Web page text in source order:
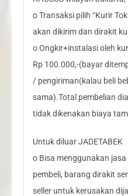
o Transaksi pilih “Kurir
akan dikirim dan dirakit
o Ongkir+instalasi oleh
Rp 100.000,-(bayar
/ pengiriman(kalau beli
sama).Total pembelian
tidak dikenakan biaya
Untuk diluar JADETABEK
o Bisa menggunakan
pembeli, barang dirakit
seller untuk kerusakan